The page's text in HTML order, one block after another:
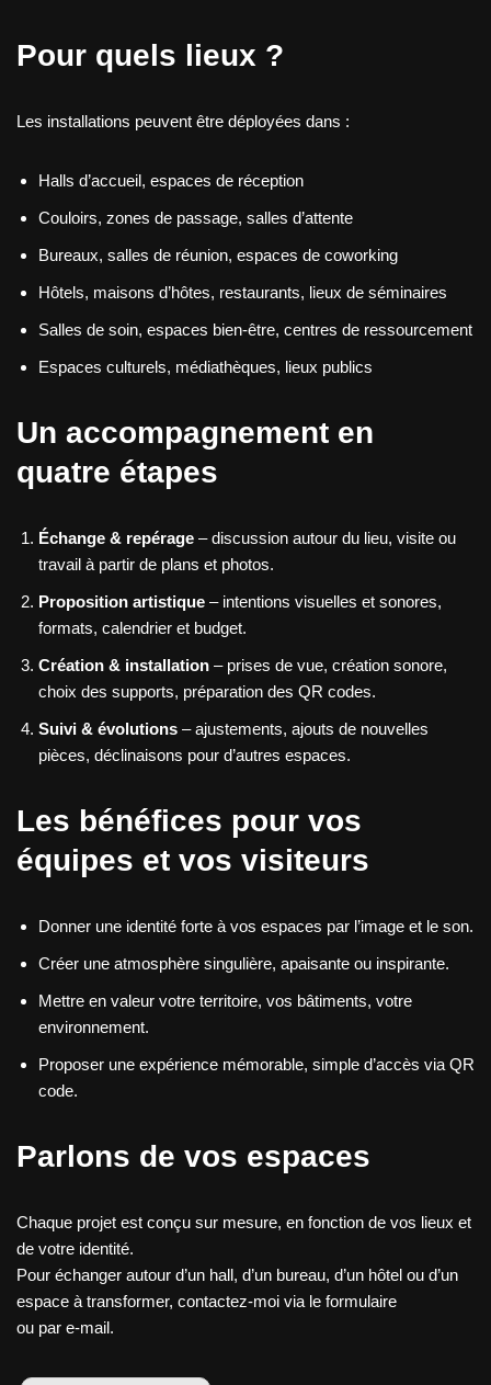
Pour quels lieux ?
Les installations peuvent être déployées dans :
Halls d’accueil, espaces de réception
Couloirs, zones de passage, salles d’attente
Bureaux, salles de réunion, espaces de coworking
Hôtels, maisons d’hôtes, restaurants, lieux de séminaires
Salles de soin, espaces bien-être, centres de ressourcement
Espaces culturels, médiathèques, lieux publics
Un accompagnement en
quatre étapes
Échange & repérage – discussion autour du lieu, visite ou
travail à partir de plans et photos.
Proposition artistique – intentions visuelles et sonores,
formats, calendrier et budget.
Création & installation – prises de vue, création sonore,
choix des supports, préparation des QR codes.
Suivi & évolutions – ajustements, ajouts de nouvelles
pièces, déclinaisons pour d’autres espaces.
Les bénéfices pour vos
équipes et vos visiteurs
Donner une identité forte à vos espaces par l’image et le son.
Créer une atmosphère singulière, apaisante ou inspirante.
Mettre en valeur votre territoire, vos bâtiments, votre
environnement.
Proposer une expérience mémorable, simple d’accès via QR
code.
Parlons de vos espaces
Chaque projet est conçu sur mesure, en fonction de vos lieux et
de votre identité.
Pour échanger autour d’un hall, d’un bureau, d’un hôtel ou d’un
espace à transformer, contactez-moi via le formulaire
ou par e-mail.